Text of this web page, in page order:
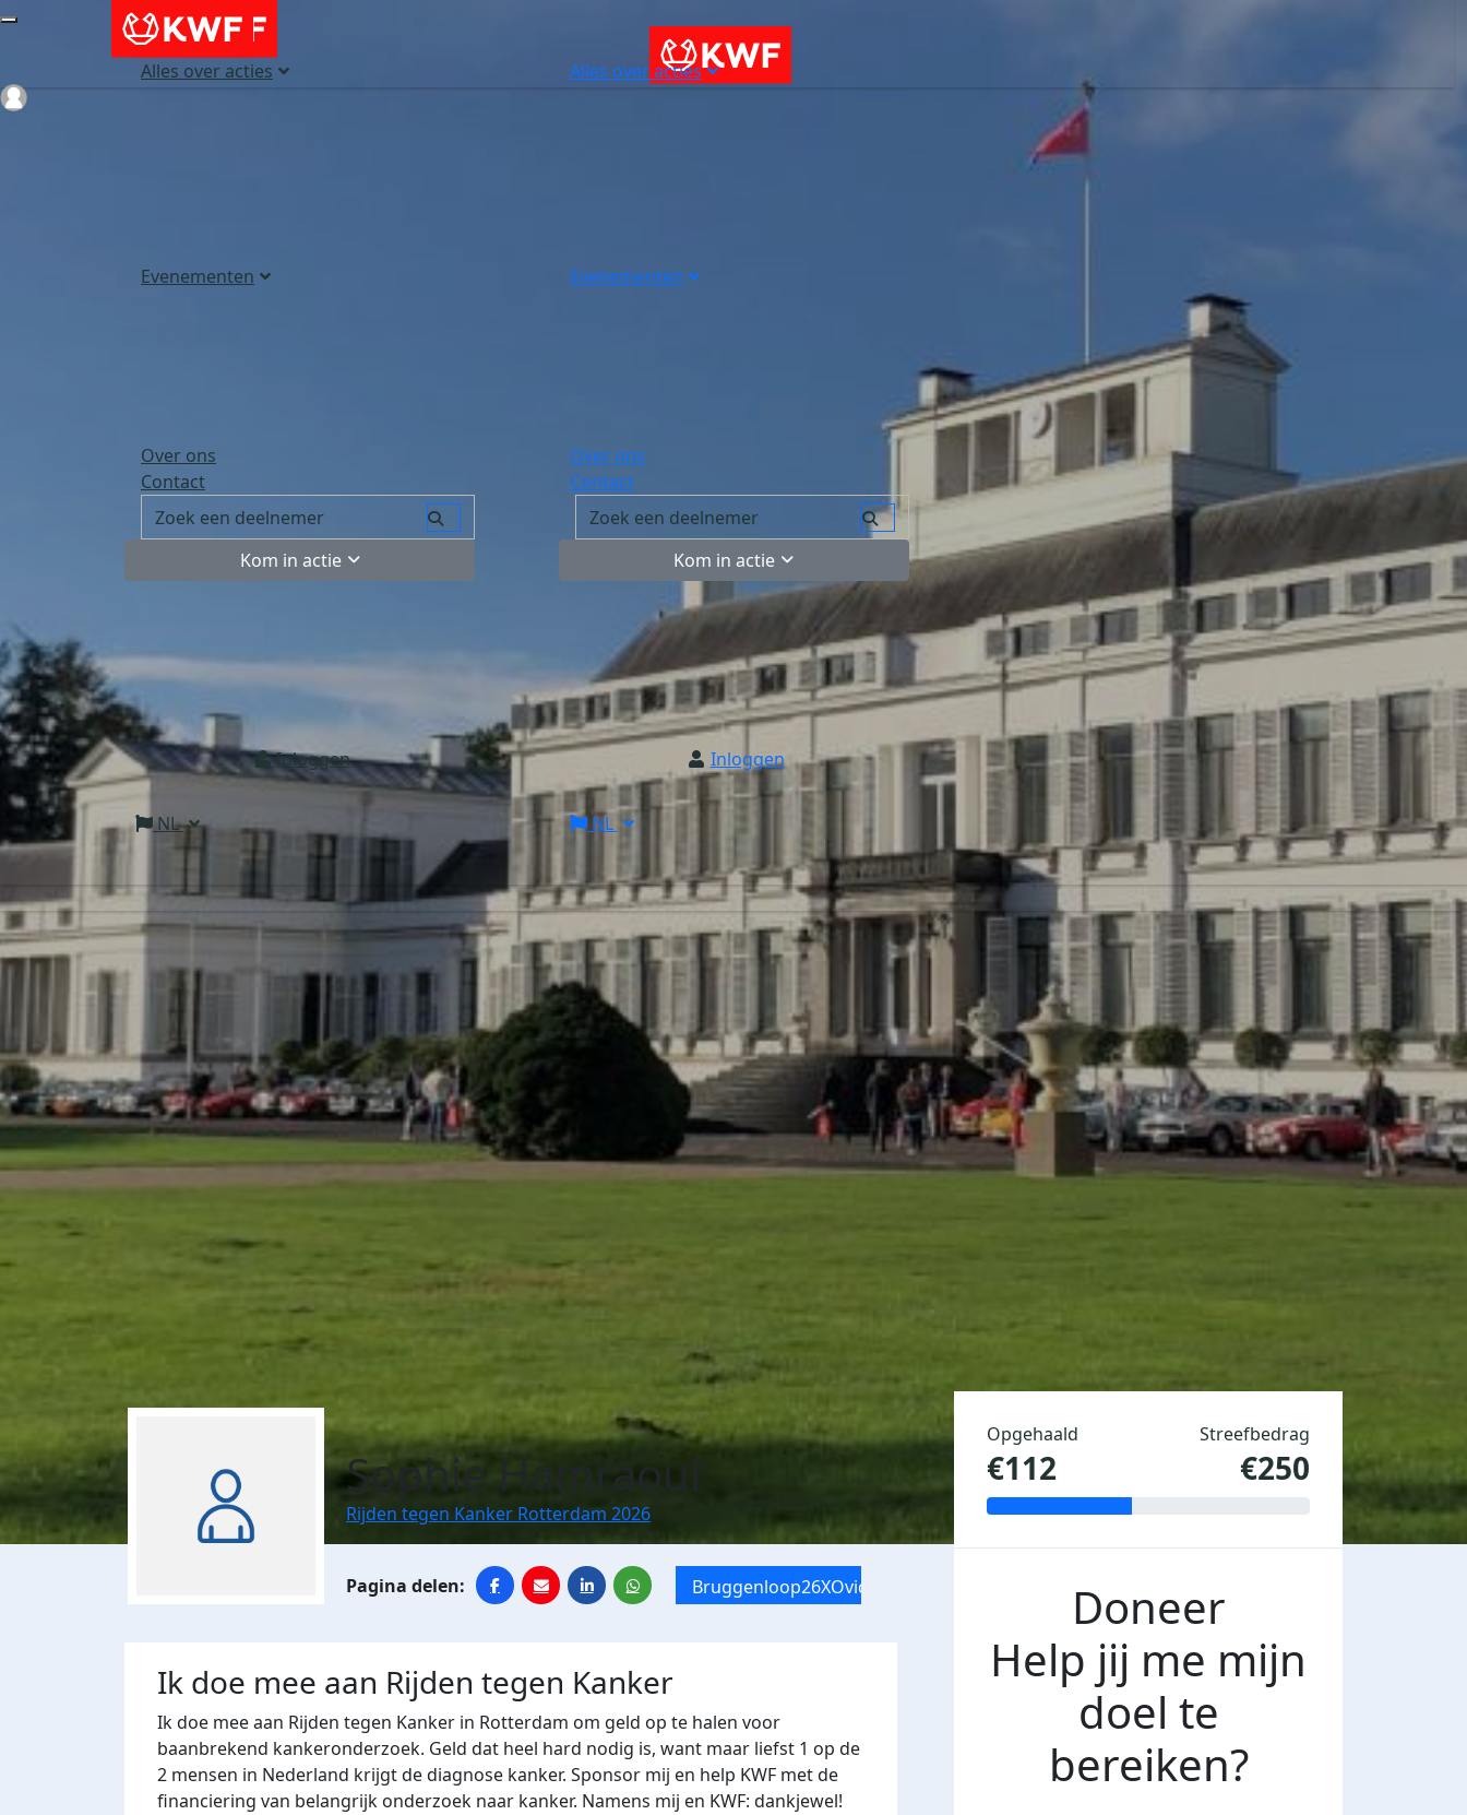
Alles over acties
Evenementen
Over ons
Contact
Kom in actie
Inloggen
NL
Alles over acties
Evenementen
Over ons
Contact
Kom in actie
Inloggen
NL
Sophie Hamraoui
Rijden tegen Kanker Rotterdam 2026
Bruggenloop26XOvide
Ik doe mee aan Rijden tegen Kanker
Ik doe mee aan Rijden tegen Kanker in Rotterdam om geld op te halen voor
baanbrekend kankeronderzoek. Geld dat heel hard nodig is, want maar liefst 1 op de
2 mensen in Nederland krijgt de diagnose kanker. Sponsor mij en help KWF met de
financiering van belangrijk onderzoek naar kanker. Namens mij en KWF: dankjewel!
Opgehaald
€112
Streefbedrag
€250
Doneer
Help jij me mijn
doel te
bereiken?